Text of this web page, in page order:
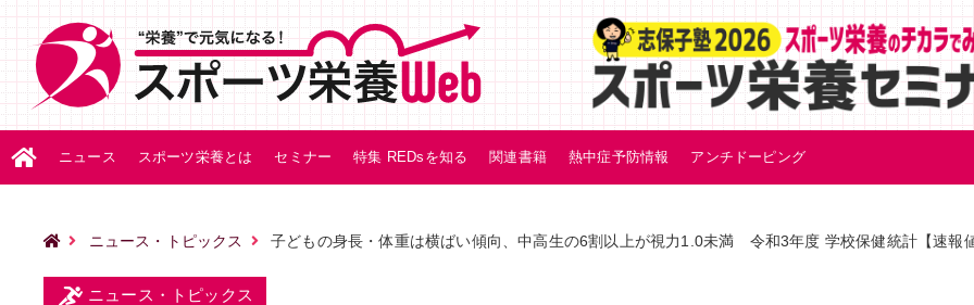
ニュース スポーツ栄養とは セミナー 特集 REDsを知る 関連書籍 熱中症予防情報 アンチドーピング
ニュース・トピックス 子どもの身長・体重は横ばい傾向、中高生の6割以上が視力1.0未満 令和3年度 学校保健統計【速報
ニュース・トピックス